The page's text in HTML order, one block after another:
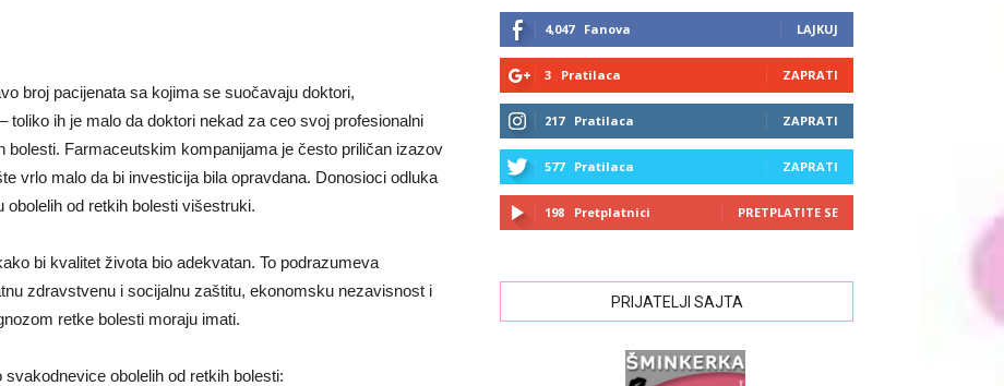
broj pacijenata sa kojima se suočavaju doktori,
toliko ih je malo da doktori nekad za ceo svoj profesionalni
bolesti. Farmaceutskim kompanijama je često priličan izazov
vrlo malo da bi investicija bila opravdana. Donosioci odluka
od retkih bolesti višestruki.
bi kvalitet života bio adekvatan. To podrazumeva
zdravstvenu i socijalnu zaštitu, ekonomsku nezavisnost i
retke bolesti moraju imati.
obolelih od retkih bolesti:
4,047 Fanova LAJKUJ
3 Pratilaca ZAPRATI
217 Pratilaca ZAPRATI
577 Pratilaca ZAPRATI
198 Pretplatnici PRETPLATITE SE
PRIJATELJI SAJTA